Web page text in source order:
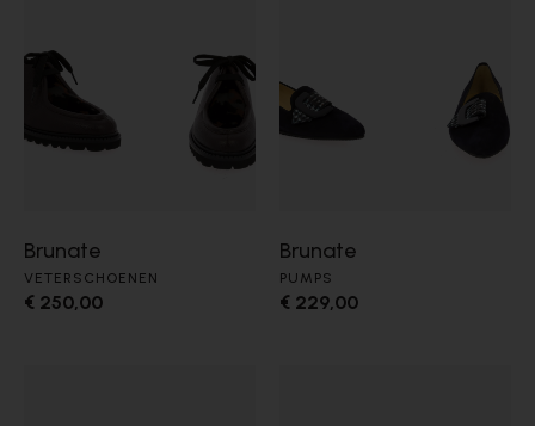
Brunate
VETERSCHOENEN
€ 250,00
Brunate
PUMPS
€ 229,00